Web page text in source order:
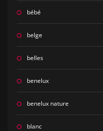
bébé
belge
belles
benelux
benelux nature
blanc